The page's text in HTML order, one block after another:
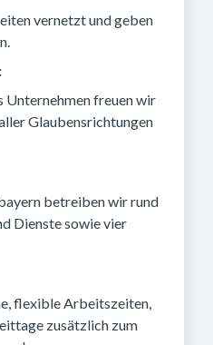
vernetzt und geben
freuen wir
Glaubensrichtungen
betreiben wir rund
Dienste sowie vier
flexible Arbeitszeiten,
zusätzlich zum